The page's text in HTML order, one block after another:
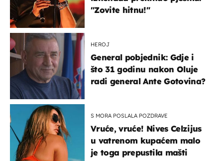
"Zovite hitnu!"
HEROJ
General pobjednik: Gdje i
što 31 godinu nakon Oluje
radi general Ante Gotovina?
S MORA POSLALA POZDRAVE
Vruće, vruće! Nives Celzijus
u vatrenom kupaćem malo
je toga prepustila mašti